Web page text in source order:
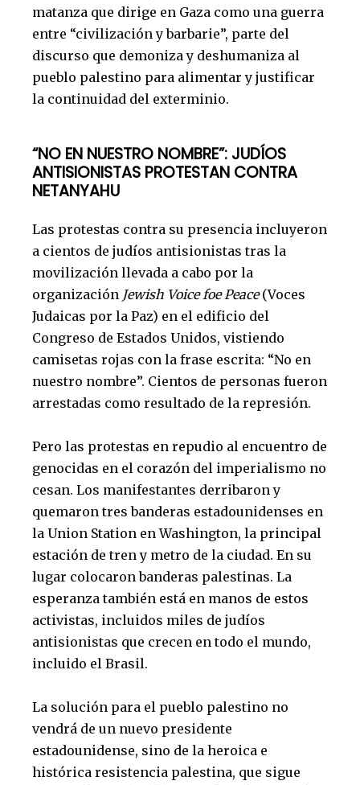
matanza que dirige en Gaza como una guerra
entre “civilización y barbarie”, parte del
discurso que demoniza y deshumaniza al
pueblo palestino para alimentar y justificar
la continuidad del exterminio.
“NO EN NUESTRO NOMBRE”: JUDÍOS
ANTISIONISTAS PROTESTAN CONTRA
NETANYAHU
Las protestas contra su presencia incluyeron
a cientos de judíos antisionistas tras la
movilización llevada a cabo por la
organización Jewish Voice foe Peace(Voces
Judaicas por la Paz) en el edificio del
Congreso de Estados Unidos, vistiendo
camisetas rojas con la frase escrita: “No en
nuestro nombre”. Cientos de personas fueron
arrestadas como resultado de la represión.
Pero las protestas en repudio al encuentro de
genocidas en el corazón del imperialismo no
cesan. Los manifestantes derribaron y
quemaron tres banderas estadounidenses en
la Union Station en Washington, la principal
estación de tren y metro de la ciudad. En su
lugar colocaron banderas palestinas. La
esperanza también está en manos de estos
activistas, incluidos miles de judíos
antisionistas que crecen en todo el mundo,
incluido el Brasil.
La solución para el pueblo palestino no
vendrá de un nuevo presidente
estadounidense, sino de la heroica e
histórica resistencia palestina, que sigue